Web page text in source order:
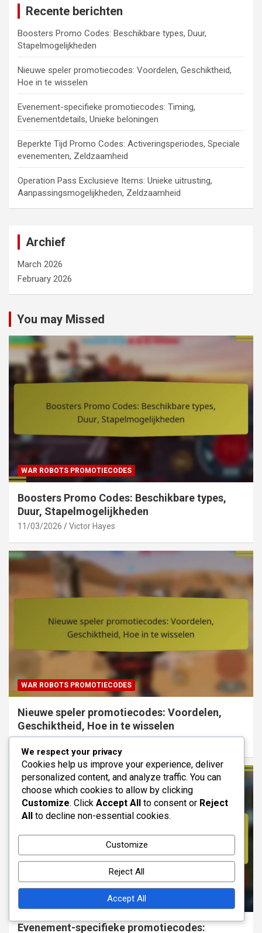
Recente berichten
Boosters Promo Codes: Beschikbare types, Duur,
Stapelmogelijkheden
Nieuwe speler promotiecodes: Voordelen, Geschiktheid,
Hoe in te wisselen
Evenement-specifieke promotiecodes: Timing,
Evenementdetails, Unieke beloningen
Beperkte Tijd Promo Codes: Activeringsperiodes, Speciale
evenementen, Zeldzaamheid
Operation Pass Exclusieve Items: Unieke uitrusting,
Aanpassingsmogelijkheden, Zeldzaamheid
Archief
March 2026
February 2026
You may Missed
WAR ROBOTS PROMOTIECODES
Boosters Promo Codes: Beschikbare types,
Duur, Stapelmogelijkheden
11/03/2026 Victor Hayes
WAR ROBOTS PROMOTIECODES
Nieuwe speler promotiecodes: Voordelen,
Geschiktheid, Hoe in te wisselen
WAR ROBOTS PROMOTIECODES
Evenement-specifieke promotiecodes:
We respect your privacy
Cookies help us improve your experience, deliver
personalized content, and analyze traffic. You can
choose which cookies to allow by clicking
Customize. Click Accept All to consent or Reject
All to decline non-essential cookies.
Customize
Reject All
Accept All